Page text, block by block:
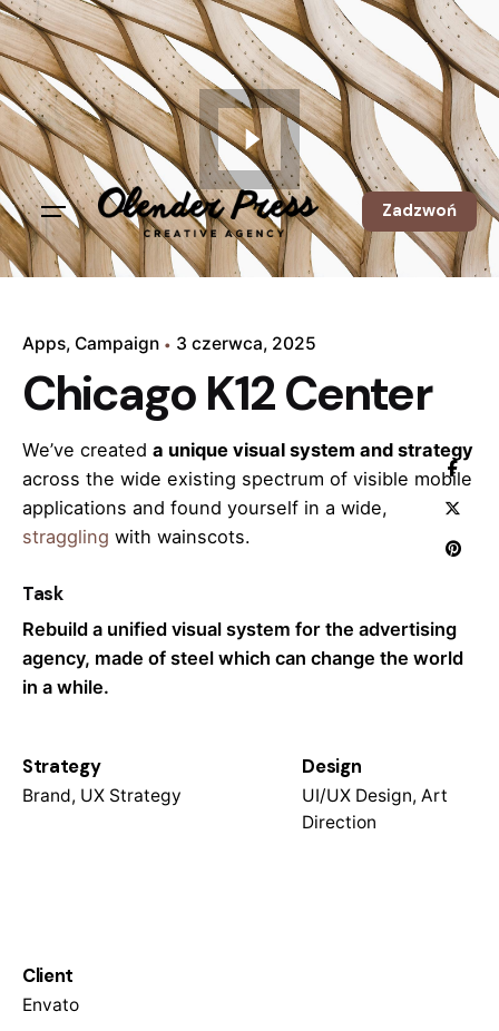
Zadzwoń
Apps Campaign 3 czerwca, 2025
Chicago K12 Center
We’ve created a unique visual system and strategy
across the wide existing spectrum of visible mobile
applications and found yourself in a wide,
straggling with wainscots.
Task
Rebuild a unified visual system for the advertising
agency, made of steel which can change the world
in a while.
Strategy
Brand, UX Strategy
Design
UI/UX Design, Art
Direction
Client
Envato